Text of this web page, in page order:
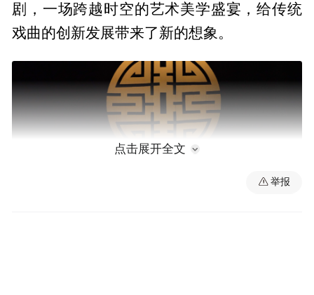
剧，一场跨越时空的艺术美学盛宴，给传统
戏曲的创新发展带来了新的想象。
点击展开全文
举报